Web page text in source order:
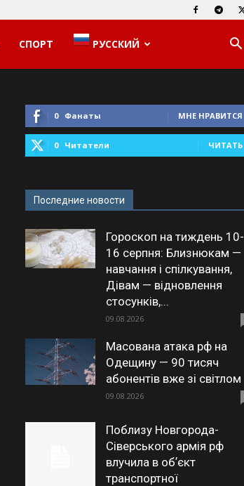
СПОРТ РУССКИЙ
0 Фанаты МНЕ НРАВИТСЯ
0 Читатели ЧИТАТЬ
Последние новости
Гороскоп на тиждень 10-
16 серпня: Близнюкам —
навчання і спілкування,
Дівам — відновлення
стосунків,...
09.08.2026
Масована атака рф на
Одещину — 90 тисяч
абонентів вже зі світлом
09.08.2026
Поблизу Новгорода-
Сіверського армія рф
влучила в обʼєкт
транспортної